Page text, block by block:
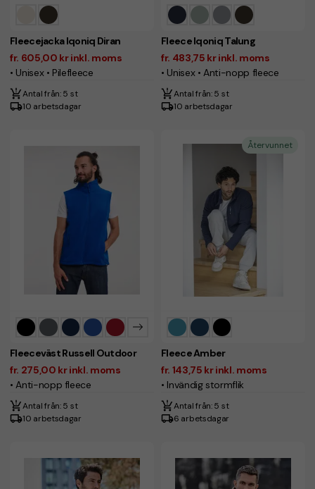
Fleecejacka Iqoniq Diran
fr. 605,00 kr inkl. moms
• Unisex • Pilefleece
Antal från: 5 st
10 arbetsdagar
Fleece Iqoniq Talung
fr. 483,75 kr inkl. moms
• Unisex • Anti-nopp fleece
Antal från: 5 st
10 arbetsdagar
Fleeceväst Russell Outdoor
fr. 275,00 kr inkl. moms
• Anti-nopp fleece
Antal från: 5 st
10 arbetsdagar
Återvunnet
Fleece Amber
fr. 143,75 kr inkl. moms
• Invändig stormflik
Antal från: 5 st
6 arbetsdagar